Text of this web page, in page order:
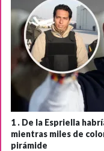
1 . De la Espriella
mientras miles de
pirámide